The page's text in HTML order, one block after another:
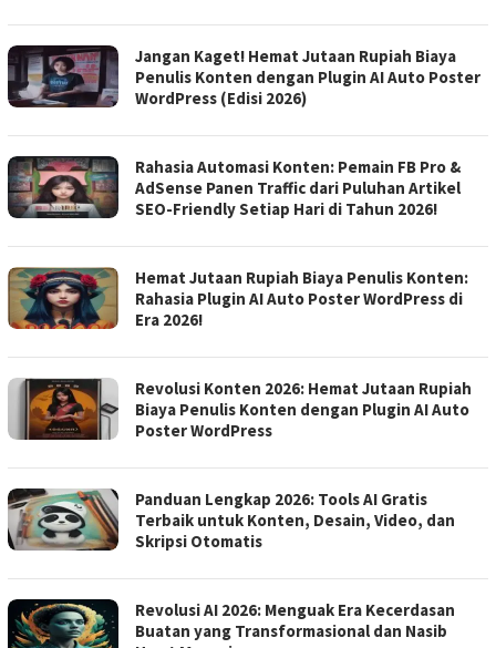
Jangan Kaget! Hemat Jutaan Rupiah Biaya
Penulis Konten dengan Plugin AI Auto Poster
WordPress (Edisi 2026)
Rahasia Automasi Konten: Pemain FB Pro &
AdSense Panen Traffic dari Puluhan Artikel
SEO-Friendly Setiap Hari di Tahun 2026!
Hemat Jutaan Rupiah Biaya Penulis Konten:
Rahasia Plugin AI Auto Poster WordPress di
Era 2026!
Revolusi Konten 2026: Hemat Jutaan Rupiah
Biaya Penulis Konten dengan Plugin AI Auto
Poster WordPress
Panduan Lengkap 2026: Tools AI Gratis
Terbaik untuk Konten, Desain, Video, dan
Skripsi Otomatis
Revolusi AI 2026: Menguak Era Kecerdasan
Buatan yang Transformasional dan Nasib